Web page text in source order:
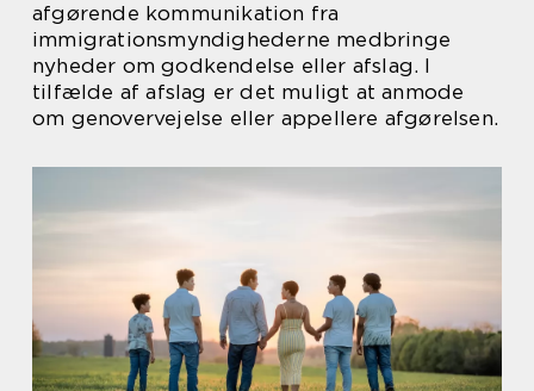
afgørende kommunikation fra
immigrationsmyndighederne medbringe
nyheder om godkendelse eller afslag. I
tilfælde af afslag er det muligt at anmode
om genovervejelse eller appellere afgørelsen.